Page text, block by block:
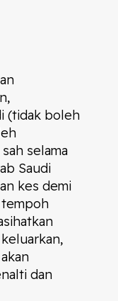
(tidak boleh
selama
Saudi
kes demi
dan